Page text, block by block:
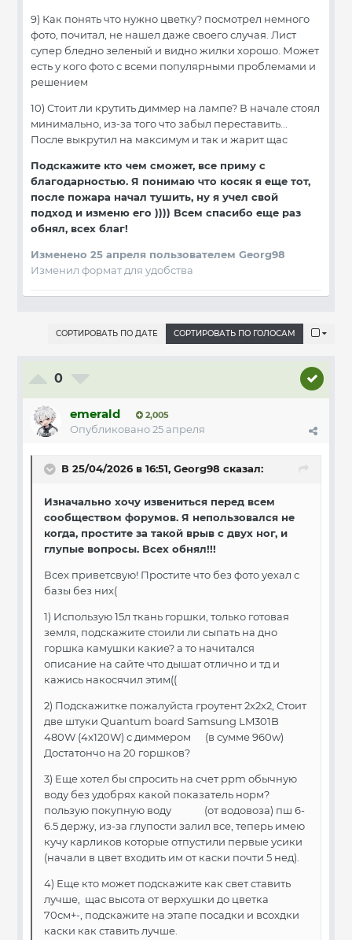
9) Как понять что нужно цветку? посмотрел немного
фото, почитал, не нашел даже своего случая. Лист
супер бледно зеленый и видно жилки хорошо. Может
есть у кого фото с всеми популярными проблемами и
решением
10) Стоит ли крутить диммер на лампе? В начале стоял
минимально, из-за того что забыл переставить...
После выкрутил на максимум и так и жарит щас
Подскажите кто чем сможет, все приму с
благодарностью. Я понимаю что косяк я еще тот,
после пожара начал тушить, ну я учел свой
подход и изменю его )))) Всем спасибо еще раз
обнял, всех благ!
Изменено 25 апреля пользователем Georg98
Изменил формат для удобства
СОРТИРОВАТЬ ПО ГОЛОСАМ
СОРТИРОВАТЬ ПО ДАТЕ
0
emerald 2,005
Опубликовано25 апреля
В 25/04/2026 в 16:51, Georg98 сказал:
Изначально хочу извениться перед всем
сообществом форумов. Я непользовался не
когда, простите за такой врыв с двух ног, и
глупые вопросы. Всех обнял!!!
Всех приветсвую! Простите что без фото уехал с
базы без них(
1) Использую 15л ткань горшки, только готовая
земля, подскажите стоили ли сыпать на дно
горшка камушки какие? а то начитался
описание на сайте что дышат отлично и тд и
кажись накосячил этим((
2) Подскажитке пожалуйста гроутент 2х2х2, Стоит
две штуки Quantum board Samsung LM301B
480W (4x120W) с диммером (в сумме 960w)
Достатончо на 20 горшков?
3) Еще хотел бы спросить на счет ppm обычную
воду без удобрях какой показатель норм?
пользую покупную воду (от водовоза) пш 6-
6.5 держу, из-за глупости залил все, теперь имею
кучу карликов которые отпустили первые усики
(начали в цвет входить им от каски почти 5 нед).
4) Еще кто может подскажите как свет ставить
лучше, щас высота от верхушки до цветка
70см+-, подскажите на этапе посадки и всохдки
каски как ставить лучше.